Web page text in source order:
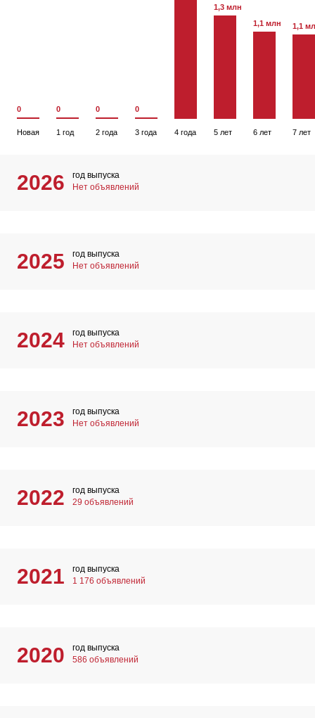
0
Новая
0
1 год
0
2 года
0
3 года 4 года
1,3 млн
5 лет
1,1 млн
6 лет
1,1
7 лет
2026
год выпуска
Нет объявлений
2025
год выпуска
Нет объявлений
2024
год выпуска
Нет объявлений
2023
год выпуска
Нет объявлений
2022
год выпуска
29 объявлений
2021
год выпуска
1 176 объявлений
2020
год выпуска
586 объявлений